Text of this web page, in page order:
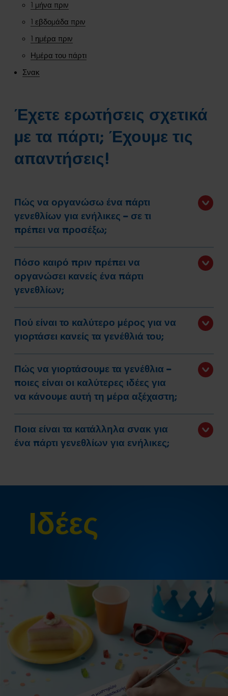
1 μήνα πριν
1 εβδομάδα πριν
1 ημέρα πριν
Ημέρα του πάρτι
Σνακ
Έχετε ερωτήσεις σχετικά
με τα πάρτι; Έχουμε τις
απαντήσεις!
Πώς να οργανώσω ένα πάρτι
γενεθλίων για ενήλικες – σε τι
πρέπει να προσέξω;
Πόσο καιρό πριν πρέπει να
οργανώσει κανείς ένα πάρτι
γενεθλίων;
Πού είναι το καλύτερο μέρος για να
γιορτάσει κανείς τα γενέθλιά του;
Πώς να γιορτάσουμε τα γενέθλια –
ποιες είναι οι καλύτερες ιδέες για
να κάνουμε αυτή τη μέρα αξέχαστη;
Ποια είναι τα κατάλληλα σνακ για
ένα πάρτι γενεθλίων για ενήλικες;
Ιδέες